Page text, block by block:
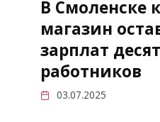
В Смоленске
магазин
зарплат
работников
03.07.2025